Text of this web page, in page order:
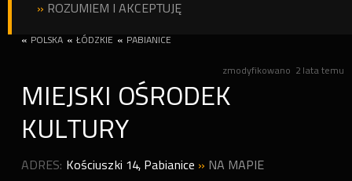
» ROZUMIEM I AKCEPTUJĘ
« POLSKA « ŁÓDZKIE « PABIANICE
zmodyfikowano 2 lata temu
MIEJSKI OŚRODEK
KULTURY
ADRES: Kościuszki 14, Pabianice » NA MAPIE